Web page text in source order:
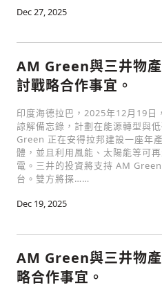
Dec 27, 2025
AM Green與三井物
討戰略合作事宜。
印度海德拉巴，2025年12月19
諒解備忘錄，計劃在能源轉型與
Green 正在安得拉邦建設一座年
體，並且利用風能、太陽能等可
電。三井的投資將支持 AM
台。雙方將探……
Dec 19, 2025
AM Green與三井物
略合作事宜。